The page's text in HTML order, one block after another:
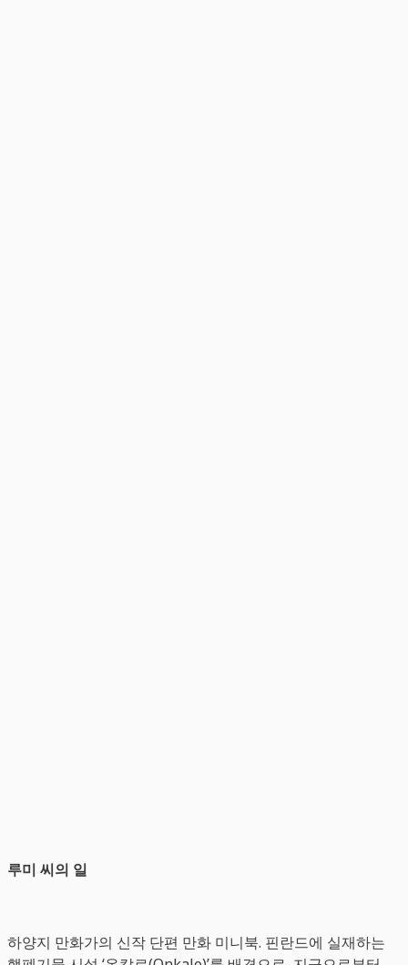
루미 씨의 일
하양지 만화가의 신작 단편 만화 미니북. 핀란드에 실재하는